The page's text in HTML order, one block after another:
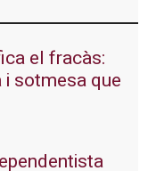
el fracàs:
i sotmesa que